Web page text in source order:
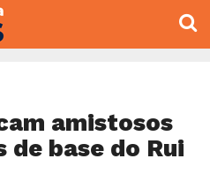
amistosos
base do Rui